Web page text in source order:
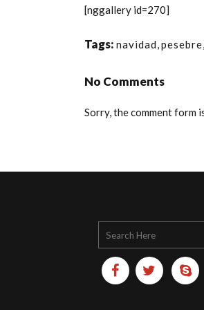
[nggallery id=270]
Tags: navidad,pesebre,
No Comments
Sorry, the comment form